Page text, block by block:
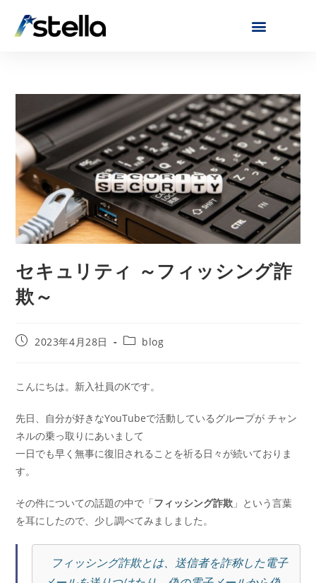
セキュリティ ～フィッシング詐
欺～
2023年4月28日 blog
こんにちは。新入社員のKです。
先日、自分が好きなYouTubeで活動しているグループが チャン
ネルの乗っ取りにあいまして
一日でも早く無事に復旧されることを祈る日々が続いておりま
す。
その件についての話題の中で「フィッシング詐欺 」という言葉
を耳にしたので、少し調べてみましました。
フィッシング詐欺とは、送信者を詐称した電子